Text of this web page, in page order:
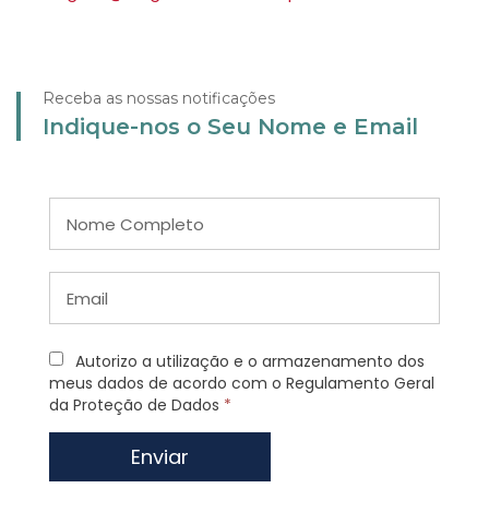
Receba as nossas notificações
Indique-nos o Seu Nome e Email
Autorizo a utilização e o armazenamento dos
meus dados de acordo com o Regulamento Geral
da Proteção de Dados *
Enviar